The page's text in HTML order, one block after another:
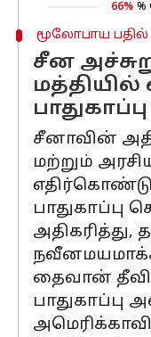
66% %
மூலோபாய பதில்
சீன
சீனாவின்
மற்றும்
தைவான்
பாதுகாப்பு